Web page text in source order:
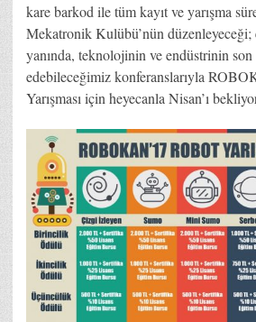
kare barkod ile tüm kayıt ve yarışma
Mekatronik Kulübü’nün düzenleyeceği;
yanında, teknolojinin ve endüstrinin
edebileceğimiz konferanslarıyla
Yarışması için heyecanla Nisan’ı